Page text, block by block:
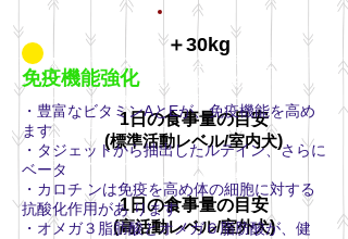
ステアライズドは生後12か月以上の避
妊・去勢された成犬用総合栄養食で
す。エネルギー量を制限しつつ、高タ
ンパク質で、体重管理が可能です。L-
カルニチンを配合。チキンベースの食
品で、バランスよくタンパク質と脂質
が配合され、愛犬の健康維持にお勧め
です。
＋30kg
1日の食事量の目安
(標準活動レベル/室内犬)
1日の食事量の目安
(高活動レベル/室外犬)
免疫機能強化
・豊富なビタミンAとEが、免疫機能を高め
ます
・タジェットから抽出したルテイン、さらに
ベータ
・カロチ ンは免疫を高め体の細胞に対する
抗酸化作用があ ります
・オメガ３脂肪酸とオメガ６脂肪酸が、健